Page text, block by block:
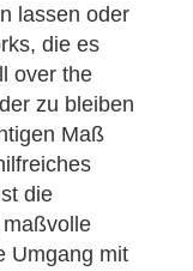
lassen oder
die es
over the
zu bleiben
Maß
die
Umgang mit